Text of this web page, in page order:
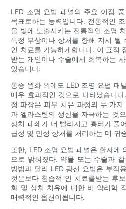
LED 조명 요법 패널의 주요 이점
목표로하는 능력입니다. 전통적인
을 빛에 노출시키는 전통적인 조명
특정 부상이나 상처를 향해 지시 될
인 치료를 가능하게합니다. 이 표적
받는 개인이나 수술에서 회복하는
있습니다.
통증 완화 외에도 LED 조명 요법 패
매우 효과적인 것으로 나타났습니
정 파장은 피부 치유 과정의 두 가
과 엘라스틴의 생산을 자극하는 것
상처 폐쇄가 더 빨라지고 흉터가 줄
급성 및 만성 상처를 처리하는 데 귀
또한, LED 조명 요법 패널은 환자에
으로 밝혀졌다. 약물 또는 수술과
방법과 달리 LED 광선 요법은 부작
것은보다 침습적 인 치료를받는 후
화 및 상처 치유에 대한 비 약리학
매력적인 옵션이됩니다.